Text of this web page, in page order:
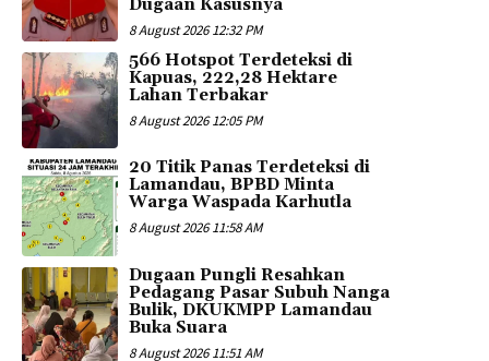
Dugaan Kasusnya
8 August 2026 12:32 PM
566 Hotspot Terdeteksi di
Kapuas, 222,28 Hektare
Lahan Terbakar
8 August 2026 12:05 PM
20 Titik Panas Terdeteksi di
Lamandau, BPBD Minta
Warga Waspada Karhutla
8 August 2026 11:58 AM
Dugaan Pungli Resahkan
Pedagang Pasar Subuh Nanga
Bulik, DKUKMPP Lamandau
Buka Suara
8 August 2026 11:51 AM